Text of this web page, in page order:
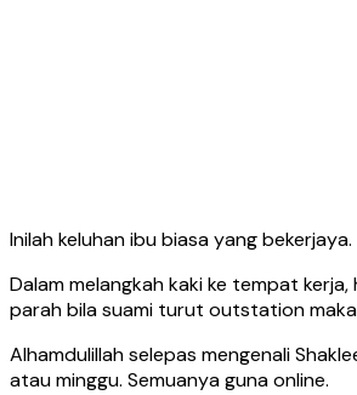
Inilah keluhan ibu biasa yang
Dalam melangkah kaki ke tempat
parah bila suami turut outstation
Alhamdulillah selepas mengenali
atau minggu. Semuanya guna online.